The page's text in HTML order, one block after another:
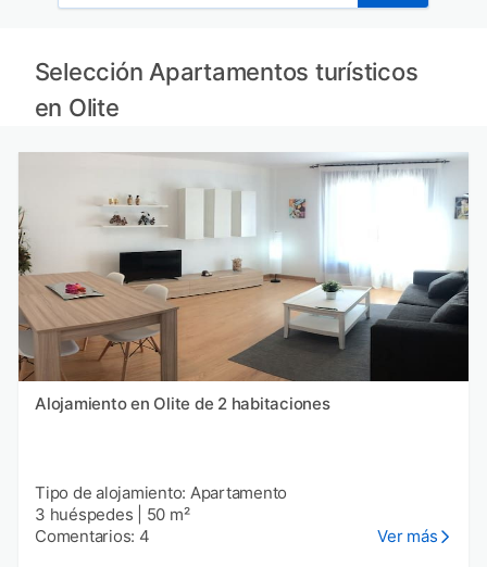
Selección Apartamentos turísticos
en Olite
Alojamiento en Olite de 2 habitaciones
Tipo de alojamiento: Apartamento
3 huéspedes
50 m²
Comentarios: 4
Ver más